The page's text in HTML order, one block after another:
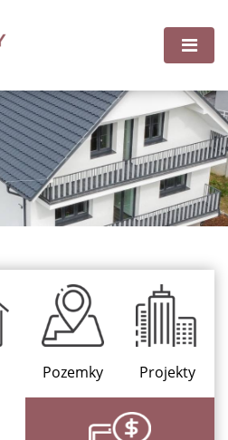
Pozemky Projekty